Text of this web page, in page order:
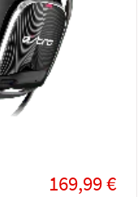
169,99 €